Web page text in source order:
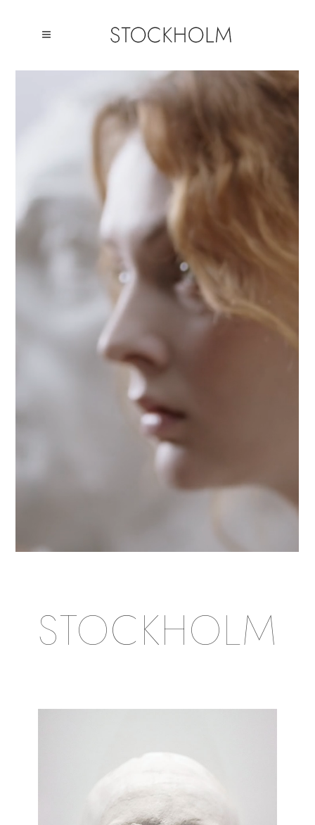
STOCKHOLM